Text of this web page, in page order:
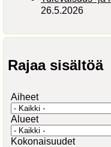
26.5.2026
Rajaa sisältöä
Aiheet
Alueet
Kokonaisuudet